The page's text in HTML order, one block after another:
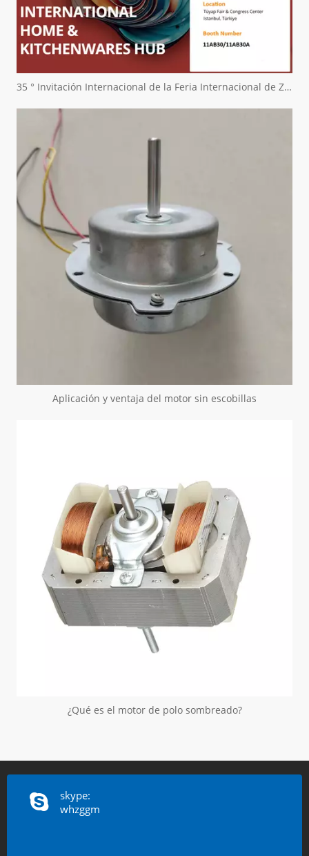
35 ° Invitación Internacional de la Feria Internacional de Zuchex Home & Kitchenwares - Ritscher International Limited
Aplicación y ventaja del motor sin escobillas
¿Qué es el motor de polo sombreado?
skype:
whzggm